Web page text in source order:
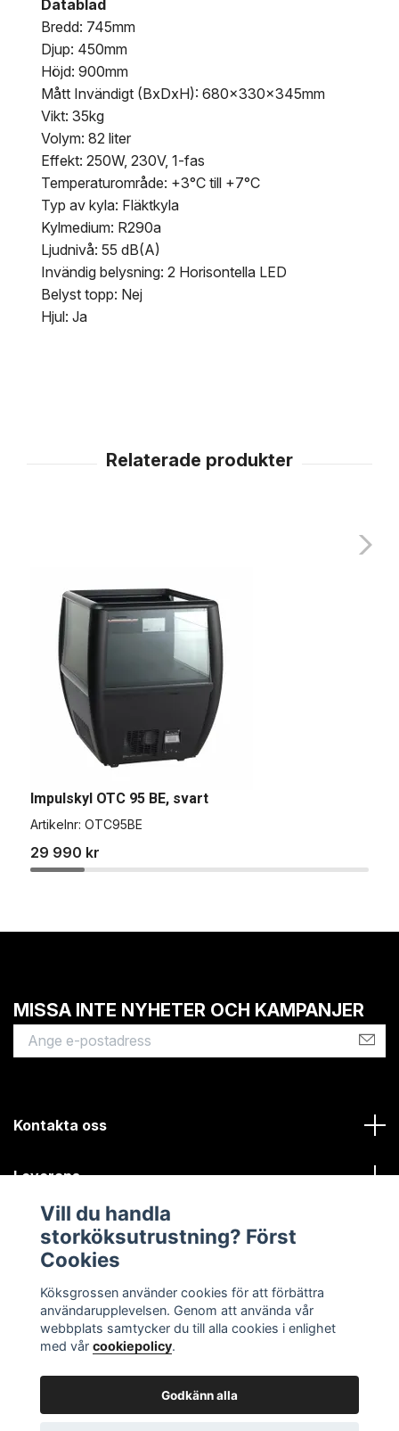
Datablad
Bredd: 745mm
Djup: 450mm
Höjd: 900mm
Mått Invändigt (BxDxH): 680x330x345mm
Vikt: 35kg
Volym: 82 liter
Effekt: 250W, 230V, 1-fas
Temperaturområde: +3°C till +7°C
Typ av kyla: Fläktkyla
Kylmedium: R290a
Ljudnivå: 55 dB(A)
Invändig belysning: 2 Horisontella LED
Belyst topp: Nej
Hjul: Ja
Impulskyl OTC 95 BE, svart
Artikelnr: OTC95BE
29 990 kr
MISSA INTE NYHETER OCH KAMPANJER
Kontakta oss
Leverans
Kundinformation
Vill du handla
storköksutrustning? Först
Cookies
Köksgrossen använder cookies för att förbättra
användarupplevelsen. Genom att använda vår
webbplats samtycker du till alla cookies i enlighet
med vår cookiepolicy.
Godkänn alla